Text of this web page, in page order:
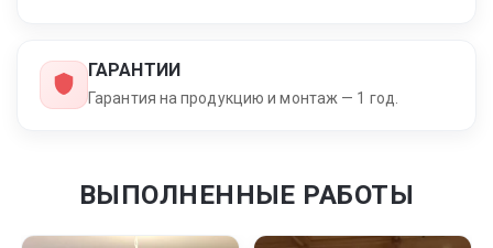
ГАРАНТИИ
Гарантия на продукцию и монтаж — 1 год.
ВЫПОЛНЕННЫЕ РАБОТЫ